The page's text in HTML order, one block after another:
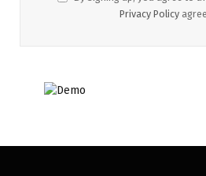
Privacy Policy